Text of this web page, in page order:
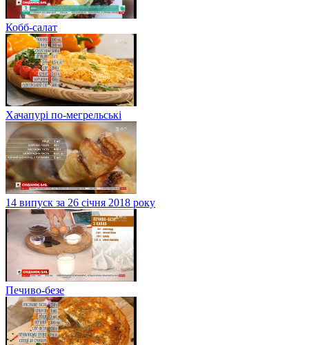
Кобб-салат
Хачапурі по-мегрельські
14 випуск за 26 січня 2018 року
Печиво-безе